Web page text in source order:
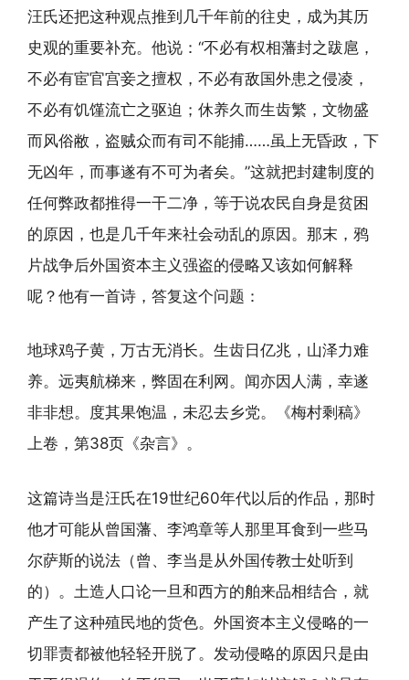
汪氏还把这种观点推到几千年前的往史，成为其历
史观的重要补充。他说：“不必有权相藩封之跋扈，
不必有宦官宫妾之擅权，不必有敌国外患之侵凌，
不必有饥馑流亡之驱迫；休养久而生齿繁，文物盛
而风俗敝，盗贼众而有司不能捕……虽上无昏政，下
无凶年，而事遂有不可为者矣。”这就把封建制度的
任何弊政都推得一干二净，等于说农民自身是贫困
的原因，也是几千年来社会动乱的原因。那末，鸦
片战争后外国资本主义强盗的侵略又该如何解释
呢？他有一首诗，答复这个问题：
地球鸡子黄，万古无消长。生齿日亿兆，山泽力难
养。远夷航梯来，弊固在利网。闻亦因人满，幸遂
非非想。度其果饱温，未忍去乡党。《梅村剩稿》
上卷，第38页《杂言》。
这篇诗当是汪氏在19世纪60年代以后的作品，那时
他才可能从曾国藩、李鸿章等人那里耳食到一些马
尔萨斯的说法（曾、李当是从外国传教士处听到
的）。土造人口论一旦和西方的舶来品相结合，就
产生了这种殖民地的货色。外国资本主义侵略的一
切罪责都被他轻轻开脱了。发动侵略的原因只是由